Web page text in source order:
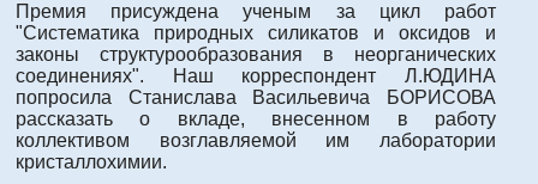
Премия присуждена ученым за цикл работ
"Систематика природных силикатов и оксидов и
законы структурообразования в неорганических
соединениях". Наш корреспондент Л.ЮДИНА
попросила Станислава Васильевича БОРИСОВА
рассказать о вкладе, внесенном в работу
коллективом возглавляемой им лаборатории
кристаллохимии.